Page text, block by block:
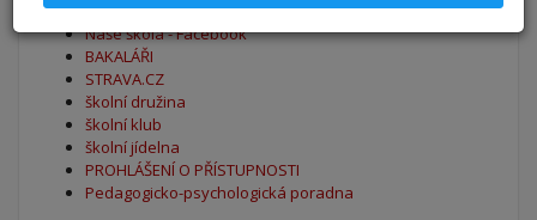
Naše škola - Facebook
BAKALÁŘI
STRAVA.CZ
školní družina
školní klub
školní jídelna
PROHLÁŠENÍ O PŘÍSTUPNOSTI
Pedagogicko-psychologická poradna